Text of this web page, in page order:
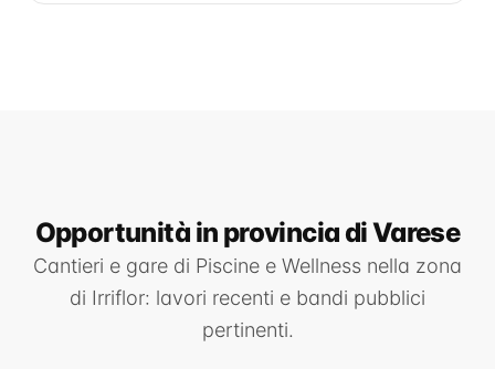
Opportunità in provincia di Varese
Cantieri e gare di Piscine e Wellness nella zona
di Irriflor: lavori recenti e bandi pubblici
pertinenti.